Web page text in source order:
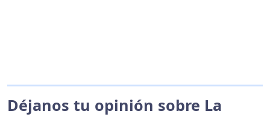
Déjanos tu opinión sobre La